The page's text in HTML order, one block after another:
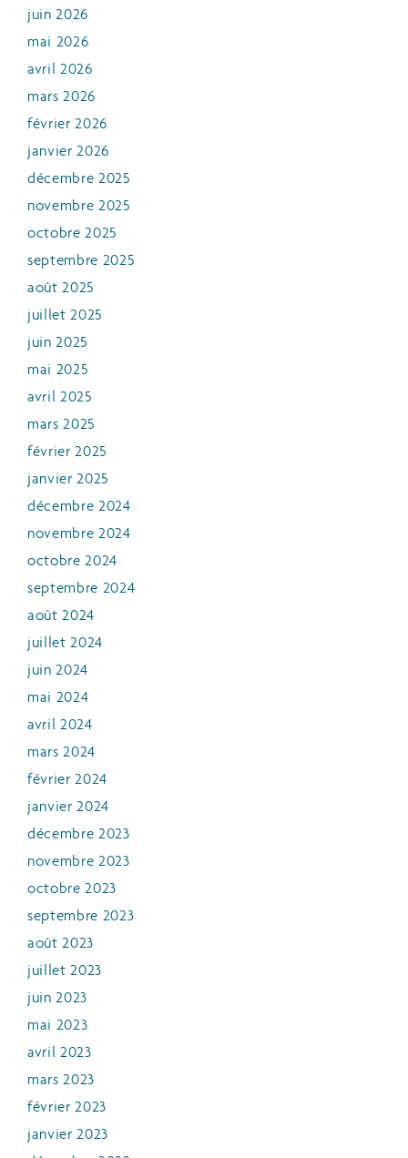
juin 2026
mai 2026
avril 2026
mars 2026
février 2026
janvier 2026
décembre 2025
novembre 2025
octobre 2025
septembre 2025
août 2025
juillet 2025
juin 2025
mai 2025
avril 2025
mars 2025
février 2025
janvier 2025
décembre 2024
novembre 2024
octobre 2024
septembre 2024
août 2024
juillet 2024
juin 2024
mai 2024
avril 2024
mars 2024
février 2024
janvier 2024
décembre 2023
novembre 2023
octobre 2023
septembre 2023
août 2023
juillet 2023
juin 2023
mai 2023
avril 2023
mars 2023
février 2023
janvier 2023